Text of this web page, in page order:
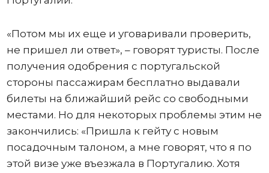
«Потом мы их еще и уговаривали проверить,
не пришел ли ответ», – говорят туристы. После
получения одобрения с португальской
стороны пассажирам бесплатно выдавали
билеты на ближайший рейс со свободными
местами. Но для некоторых проблемы этим не
закончились: «Пришла к гейту с новым
посадочным талоном, а мне говорят, что я по
этой визе уже въезжала в Португалию. Хотя